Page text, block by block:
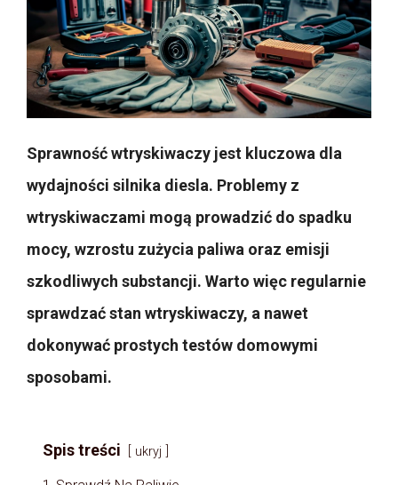
Sprawność wtryskiwaczy jest kluczowa dla
wydajności silnika diesla. Problemy z
wtryskiwaczami mogą prowadzić do spadku
mocy, wzrostu zużycia paliwa oraz emisji
szkodliwych substancji. Warto więc regularnie
sprawdzać stan wtryskiwaczy, a nawet
dokonywać prostych testów domowymi
sposobami.
Spis treści ukryj